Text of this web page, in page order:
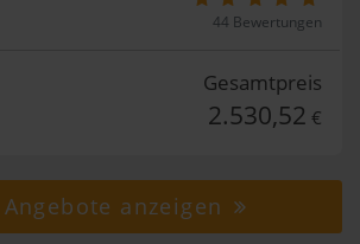
44 Bewertungen
Gesamtpreis
2.530,52 €
anzeigen